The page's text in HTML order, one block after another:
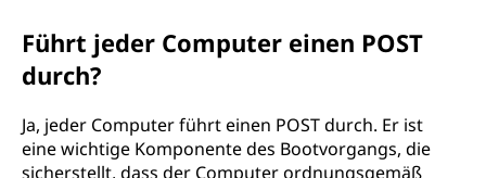
Führt jeder Computer einen POST
durch?
Ja, jeder Computer führt einen POST durch. Er ist
eine wichtige Komponente des Bootvorgangs, die
sicherstellt, dass der Computer ordnungsgemäß